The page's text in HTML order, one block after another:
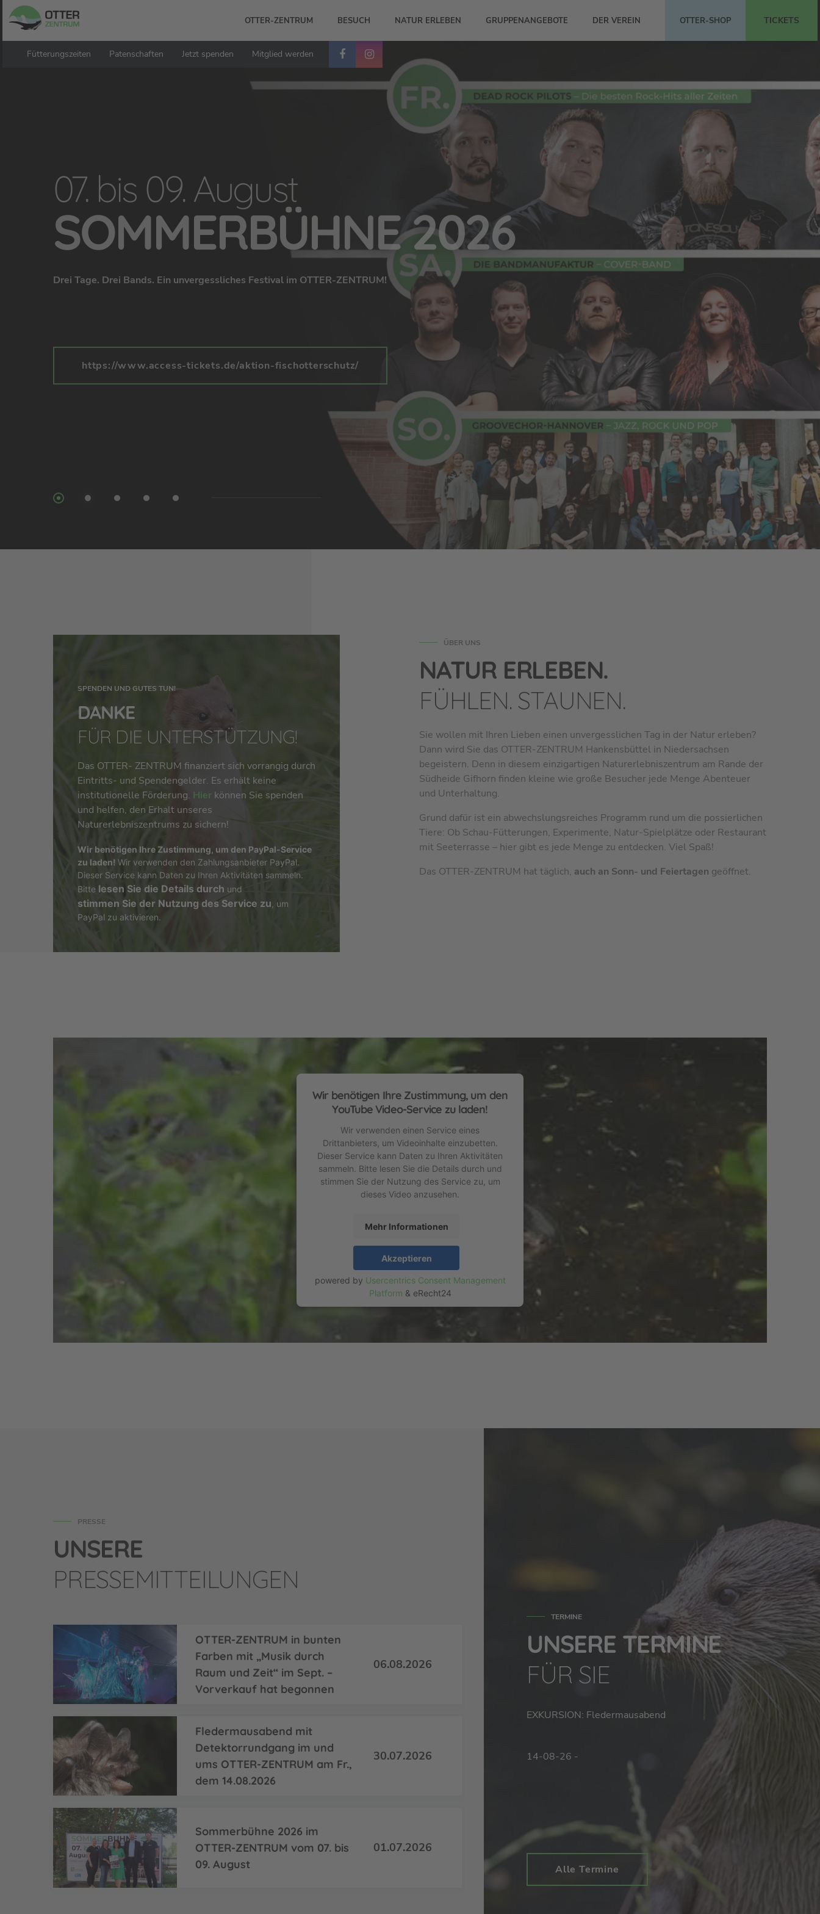
Zum
Hauptinhalt
OTTER-ZENTRUM BESUCH NATUR ERLEBEN GRUPPENANGEBOTE DER VEREIN OTTER-SHOP TICKETS
Fütterungszeiten Patenschaften Jetzt spenden Mitglied werden
Willkommen im
OTTER-ZENTRUM
NATUR ERLEBEN. FÜHLEN. STAUNEN. Wir haben täglich, auch an Sonn- und Feiertagen, für Sie
Termine
SPENDEN UND GUTES TUN!
DANKE
FÜR DIE UNTERSTÜTZUNG!
Das OTTER- ZENTRUM finanziert sich vorrangig durch
Eintritts- und Spendengelder. Es erhält keine
institutionelle Förderung. Hier können Sie spenden
und helfen, den Erhalt unseres
Naturerlebniszentrums zu sichern!
Wir benötigen Ihre Zustimmung, um den PayPal-Service
zu laden! Wir verwenden den Zahlungsanbieter PayPal.
Dieser Service kann Daten zu Ihren Aktivitäten sammeln.
Bitte lesen Sie die Details durch und
stimmen Sie der Nutzung des Service zu , um
PayPal zu aktivieren.
ÜBER UNS
NATUR ERLEBEN.
FÜHLEN. STAUNEN.
Sie wollen mit Ihren Lieben einen unvergesslichen Tag in der Natur erleben?
Dann wird Sie das OTTER-ZENTRUM Hankensbüttel in Niedersachsen
begeistern. Denn in diesem ein­zig­ar­ti­gen Naturerlebniszentrum am Rande der
Südheide Gifhorn finden kleine wie große Be­su­cher jede Menge Abenteuer
und Unterhaltung.
Grund dafür ist ein abwechslungsreiches Programm rund um die possierlichen
Tiere: Ob Schau-Fütterungen, Experimente, Natur-Spielplätze oder Restaurant
mit Seeterrasse – hier gibt es jede Menge zu entdecken. Viel Spaß!
Das OTTER-ZENTRUM hat täglich, auch an Sonn- und Feiertagen geöffnet.
Wir benötigen Ihre Zustimmung, um den
YouTube Video-Service zu laden!
Wir verwenden einen Service eines
Drittanbieters, um Videoinhalte einzubetten.
Dieser Service kann Daten zu Ihren Aktivitäten
sammeln. Bitte lesen Sie die Details durch und
stimmen Sie der Nutzung des Service zu, um
dieses Video anzusehen.
Mehr Informationen
Akzeptieren
powered by Usercentrics Consent Management
Platform & eRecht24
PRESSE
UNSERE
PRESSEMITTEILUNGEN
OTTER-ZENTRUM in bunten
Farben mit „Musik durch
Raum und Zeit“ im Sept. –
Vorverkauf hat begonnen
06.08.2026
Fledermausabend mit
Detektorrundgang im und
ums OTTER-ZENTRUM am Fr.,
dem 14.08.2026
30.07.2026
Sommerbühne 2026 im
OTTER-ZENTRUM vom 07. bis
09. August
01.07.2026
TERMINE
UNSERE TERMINE
FÜR SIE
EXKURSION: Fledermausabend
14-08-26 -
Alle Termine